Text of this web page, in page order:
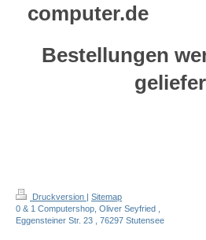
computer.de
Bestellungen
Druckversion | Sitemap
0 & 1 Computershop, Oliver Seyfried ,
Eggensteiner Str. 23 , 76297 Stutensee